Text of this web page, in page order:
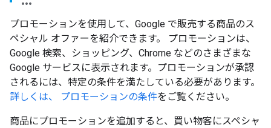
プロモーションを使用して、Google で販売する商品のス
ペシャル オファーを紹介できます。 プロモーションは、
Google 検索、ショッピング、Chrome などのさまざまな
Google サービスに表示されます。プロモーションが承認
されるには、特定の条件を満たしている必要があります。
詳しくは、 プロモーションの条件をご覧ください。
商品にプロモーションを追加すると、買い物客にスペシャ